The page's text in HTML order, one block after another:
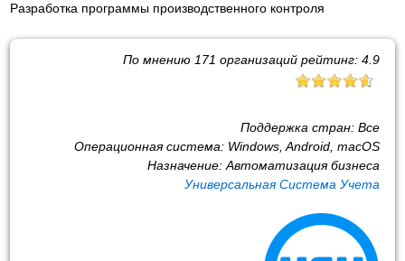
Разработка программы производственного контроля
По мнению 171 организаций рейтинг: 4.9
Поддержка стран: Все
Операционная система: Windows, Android, macOS
Назначение: Автоматизация бизнеса
Универсальная Система Учета